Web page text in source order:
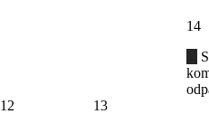
12 13
14